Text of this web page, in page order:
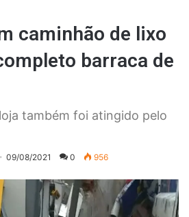
caminhão de lixo
barraca de
também foi atingido pelo
09/08/2021 0 956